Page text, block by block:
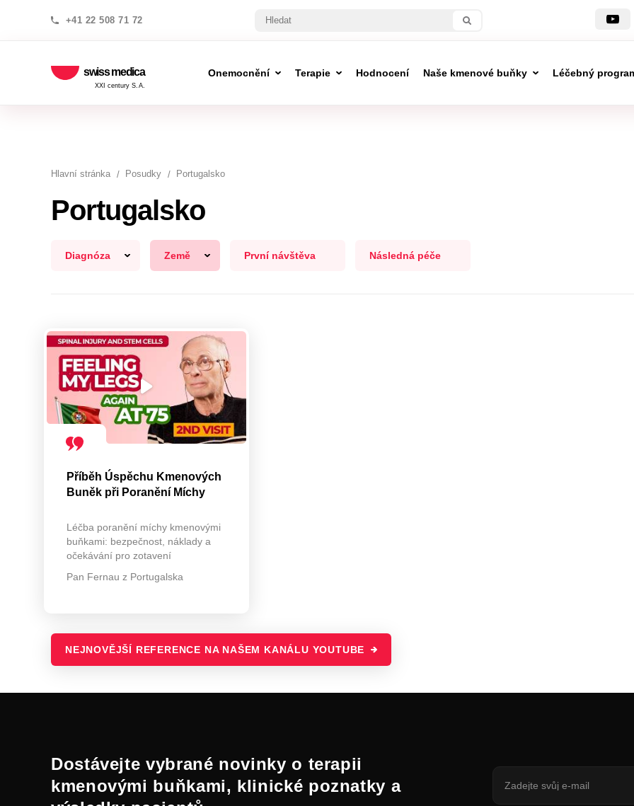
+41 22 508 71 72
swiss medica
XXI century S.A.
Onemocnění Terapie Hodnocení Naše kmenové buňky Léčebný
Hlavní stránka Posudky Portugalsko
Portugalsko
Diagnóza Země První návštěva Následná péče
Příběh Úspěchu Kmenových
Buněk při Poranění Míchy
Léčba poranění míchy kmenovými
buňkami: bezpečnost, náklady a
očekávání pro zotavení
Pan Fernau z Portugalska
NEJNOVĚJŠÍ REFERENCE NA NAŠEM KANÁLU YOUTUBE
Dostávejte vybrané novinky o terapii
kmenovými buňkami, klinické poznatky a